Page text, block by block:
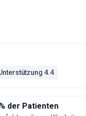
4.4
der Patienten